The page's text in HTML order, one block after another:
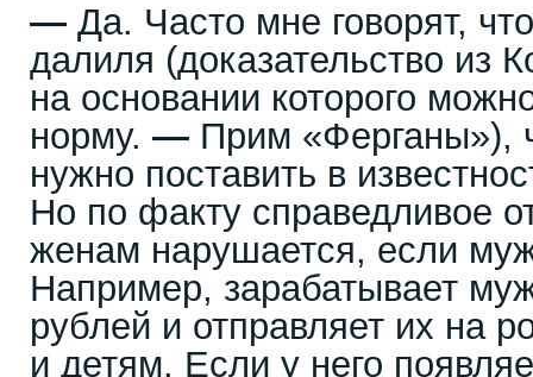
— Да. Часто мне говорят,
далиля (доказательство из
на основании которого
норму. — Прим «Ферганы»),
нужно поставить в
Но по факту справедливое
женам нарушается, если
Например, зарабатывает
рублей и отправляет их на
и детям. Если у него